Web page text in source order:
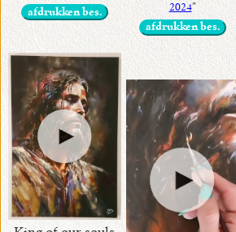
Neem
contact
met
mij
!
•
Kunst
afdrukken bes.
2024”
afdrukken bes.